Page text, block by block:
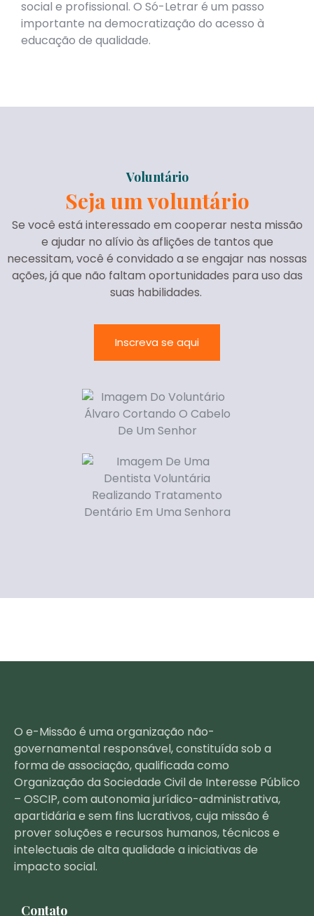
social e profissional. O Só-Letrar é um passo
importante na democratização do acesso à
educação de qualidade.
Voluntário
Seja um voluntário
Se você está interessado em cooperar nesta missão
e ajudar no alívio às aflições de tantos que
necessitam, você é convidado a se engajar nas nossas
ações, já que não faltam oportunidades para uso das
suas habilidades.
Inscreva se aqui
O e-Missão é uma organização não-
governamental responsável, constituída sob a
forma de associação, qualificada como
Organização da Sociedade Civil de Interesse Público
– OSCIP, com autonomia jurídico-administrativa,
apartidária e sem fins lucrativos, cuja missão é
prover soluções e recursos humanos, técnicos e
intelectuais de alta qualidade a iniciativas de
impacto social.
Contato